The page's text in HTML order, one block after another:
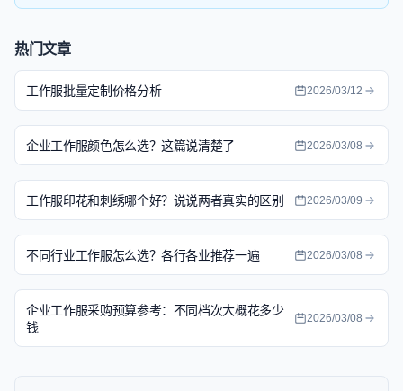
热门文章
工作服批量定制价格分析 2026/03/12
企业工作服颜色怎么选？这篇说清楚了 2026/03/08
工作服印花和刺绣哪个好？说说两者真实的区别 2026/03/09
不同行业工作服怎么选？各行各业推荐一遍 2026/03/08
企业工作服采购预算参考：不同档次大概花多少
钱
2026/03/08